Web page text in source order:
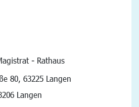
- Rathaus
Navigation
80, 63225 Langen
Langen